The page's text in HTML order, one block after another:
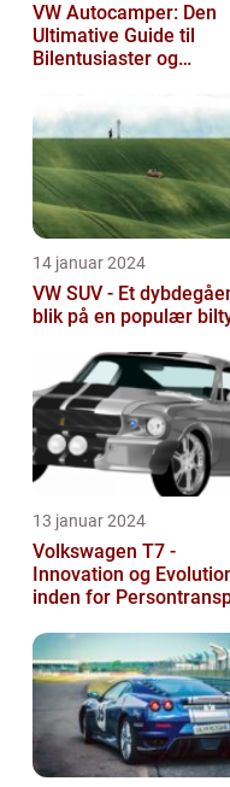
VW Autocamper: Den
Ultimative Guide til
Bilentusiaster og
14 januar 2024
VW SUV - Et
blik på en populær
13 januar 2024
Volkswagen T7 -
Innovation og
inden for